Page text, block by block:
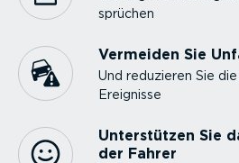
sprüchen
Vermeiden Sie
Und reduzieren Sie
Ereignisse
Unter­stützen Sie
der Fahrer